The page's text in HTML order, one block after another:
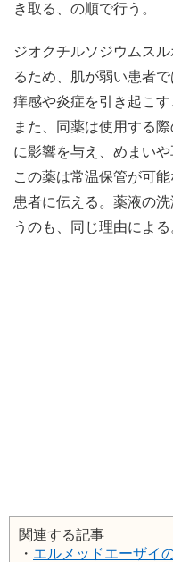
き取る、の順で行う。
ジオクチルソジウムス
るため、肌が弱い患者
痒感や炎症を引き起こす
また、同薬は使用する
に影響を与え、めまい
この薬は常温保管が可
患者に伝える。薬液の
うのも、同じ理由による
関連する記事
・ エルメッドエーザイ